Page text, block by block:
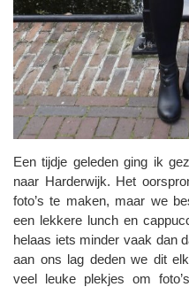
Een tijdje geleden ging ik
naar Harderwijk. Het
foto’s te maken, maar we
een lekkere lunch en
helaas iets minder vaak dan
aan ons lag deden we dit
veel leuke plekjes om